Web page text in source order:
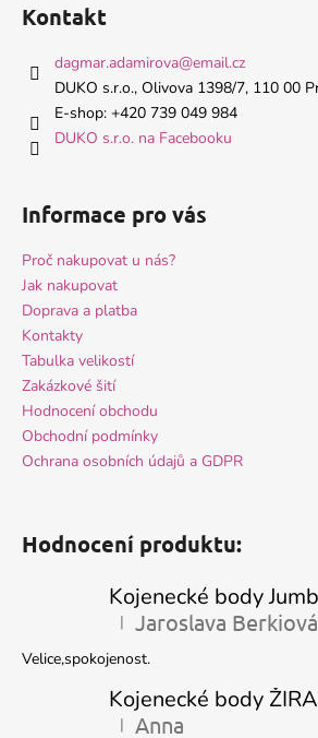
Kontakt
dagmar.adamirova@email.cz
DUKO s.r.o., Olivova 1398/7, 110 00
E-shop: +420 739 049 984
DUKO s.r.o. na Facebooku
Informace pro vás
Proč nakupovat u nás?
Jak nakupovat
Doprava a platba
Kontakty
Tabulka velikostí
Zakázkové šití
Hodnocení obchodu
Obchodní podmínky
Ochrana osobních údajů a GDPR
Hodnocení produktu:
Kojenecké body
Hodnocení produktu je 5 z 5
| Jaroslava Berkiová
Velice,spokojenost.
Hodnocení produktu je 5 z 5
| Anna